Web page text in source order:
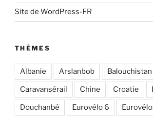
Site de WordPress-FR
THÈMES
Albanie Arslanbob Balouchistan
Caravansérail Chine Croatie
Douchanbé Eurovélo 6